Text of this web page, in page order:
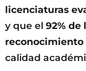
licenciaturas
y que el 92% de
reconocimiento
calidad